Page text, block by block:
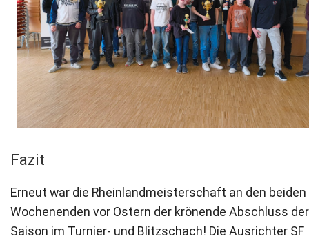
Fazit
Erneut war die Rheinlandmeisterschaft an den beiden
Wochenenden vor Ostern der krönende Abschluss der
Saison im Turnier- und Blitzschach! Die Ausrichter SF